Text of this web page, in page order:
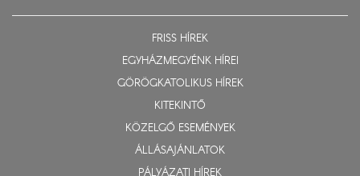
FRISS HÍREK
EGYHÁZMEGYÉNK HÍREI
GÖRÖGKATOLIKUS HÍREK
KITEKINTŐ
KÖZELGŐ ESEMÉNYEK
ÁLLÁSAJÁNLATOK